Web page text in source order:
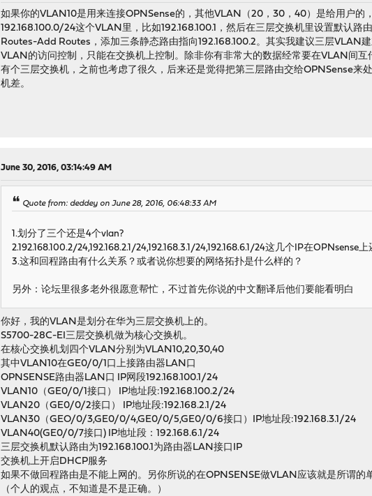
如果你的VLAN10是用来连接OPNSense的，其他VLAN（20，30，40）是给用户
192.168.100.0/24这个VLAN里，比如192.168.100.1，然后在三层交换机里设置默认
Routes-Add Routes，添加三条静态路由指向192.168.100.2。其实我建议三层VLAN
VLAN的访问控制，只能在交换机上控制。除非你有非常大的数据经常要在VLAN间
有个三层交换机，之前也考虑了很久，后来还是觉得把第三层路由交给OPNSense
机差。
June 30, 2016, 03:14:49 AM
Quote from: deddey on June 28, 2016, 06:48:33 AM
1.划分了三个还是4个vlan?
2.192.168.100.2/24,192.168.2.1/24,192.168.3.1/24,192.168.6.1/24这几个IP在OPNsense
3.这和回程路由有什么关系？或者说你想要的网络拓扑是什么样的？
另外：论坛里很多老外很愿意帮忙，不过首先你说的中文翻译后他们要能看明白
你好，我的VLAN是划分在华为三层交换机上的。
S5700-28C-EI三层交换机做为核心交换机。
在核心交换机划四个VLAN分别为VLAN10,20,30,40
其中VLAN10在GE0/0/1口上接路由器LAN口
OPNSENSE路由器LAN口 IP网段192.168.100.1/24
VLAN10（GE0/0/1接口） IP地址段:192.168.100.2/24
VLAN20（GE0/0/2接口） IP地址段:192.168.2.1/24
VLAN30（GEO/0/3,GE0/0/4,GE0/0/5,GE0/0/6接口）IP地址段:192.168.3.1/24
VLAN40(GE0/0/7接口) IP地址段：192.168.6.1/24
三层交换机默认路由为192.168.100.1为路由器LAN接口IP
交换机上开启DHCP服务
如果不做回程路由是不能上网的。另你所说的在OPNSENSE做VLAN应该就是所谓的
（个人的观点，不知道是不是正确。）